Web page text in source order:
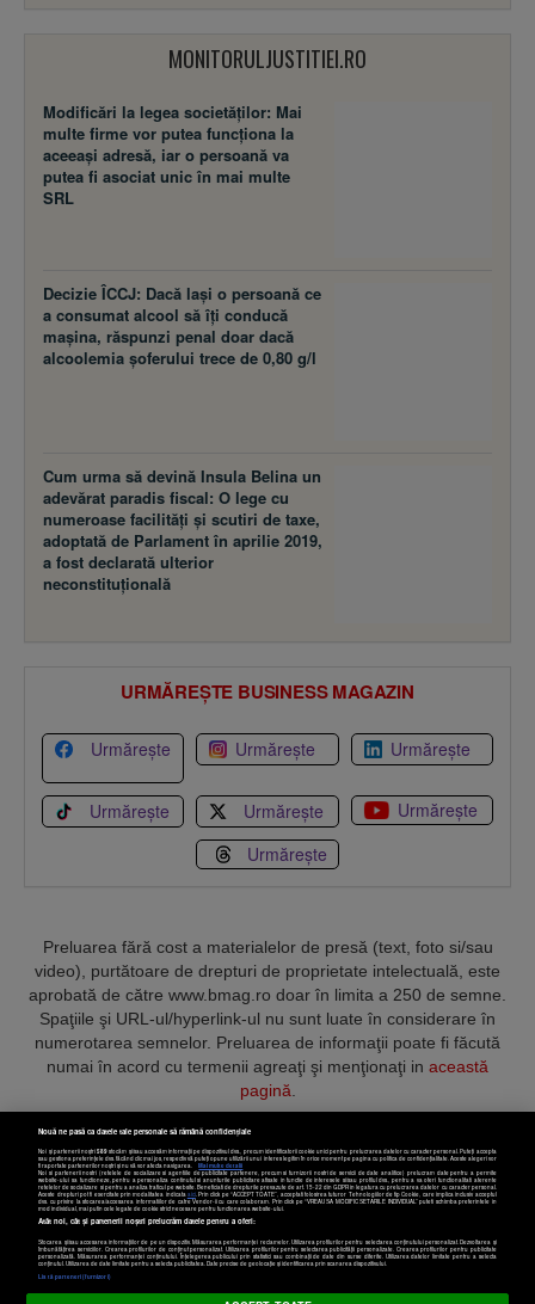
MONITORULJUSTITIEI.RO
Modificări la legea societăţilor: Mai
multe firme vor putea funcţiona la
aceeaşi adresă, iar o persoană va
putea fi asociat unic în mai multe
SRL
Decizie ÎCCJ: Dacă laşi o persoană ce
a consumat alcool să îţi conducă
maşina, răspunzi penal doar dacă
alcoolemia şoferului trece de 0,80 g/l
Cum urma să devină Insula Belina un
adevărat paradis fiscal: O lege cu
numeroase facilităţi şi scutiri de taxe,
adoptată de Parlament în aprilie 2019,
a fost declarată ulterior
neconstituţională
URMĂREȘTE BUSINESS MAGAZIN
Urmărește Urmărește Urmărește
Urmărește Urmărește
Urmărește
Urmărește
Preluarea fără cost a materialelor de presă (text, foto si/sau
video), purtătoare de drepturi de proprietate intelectuală, este
aprobată de către www.bmag.ro doar în limita a 250 de semne.
Spaţiile şi URL-ul/hyperlink-ul nu sunt luate în considerare în
numerotarea semnelor. Preluarea de informaţii poate fi făcută
numai în acord cu termenii agreaţi şi menţionaţi in această
pagină
Termeni și condiții Confidențialitate Cookies Contact
Copyright © 2025 BUSINESSMEX S.A.
Setări cookies
Nouă ne pasă ca datele tale personale să rămână confidențiale
Noi și partenerii noștri589stocăm și/sau accesăm informații pe dispozitivul dvs., precum identificatorii cookie unici pentru prelucrarea datelor cu caracter personal. Puteți accepta
sau gestiona preferințele dvs. făcând clic mai jos, respectiv vă puteți opune utilizării unui interes legitim în orice moment pe pagina cu politica de confidențialitate. Aceste alegeri vor
fi raportate partenerilor noștri și nu vă vor afecta navigarea.
Mai multe detalii
Noi si partenerii nostri (retelele de socializare si agentiile de publicitate partenere, precum si furnizorii nostri de servicii de date analitice) prelucram date pentru a permite
website-ului sa functioneze, pentru a personaliza continutul si anunturile publicitare afisate in functie de interesele si/sau profilul dvs., pentru a va oferi functionalitati aferente
retelelor de socializare si pentru a analiza traficul pe website. Beneficiati de drepturile prevazute de art. 15-22 din GDPR in legatura cu prelucrarea datelor cu caracter personal.
Aceste drepturi pot fi exercitate prin modalitatea indicataaici. Prin click pe “ACCEPT TOATE”, acceptati folosirea tuturor Tehnologiilor de tip Cookie, care implica inclusiv acceptul
dvs. cu privire la stocarea/accesarea informatiilor de catre Vendor-ii cu care colaboram. Prin click pe “VREAU SA MODIFIC SETARILE INDIVIDUAL” puteti schimba preferintele in
mod individual, mai putin cele legate de cookie strict necesare pentru functionarea website-ului.
Atât noi, cât și partenerii noștri prelucrăm datele pentru a oferi:
Stocarea și/sau accesarea informațiilor de pe un dispozitiv. Măsurarea performanței reclamelor. Utilizarea profilurilor pentru selectarea conținutului personalizat. Dezvoltarea și
îmbunătățirea serviciilor. Crearea profilurilor de conținut personalizat. Utilizarea profilurilor pentru selectarea publicității personalizate. Crearea profilurilor pentru publicitate
personalizată. Măsurarea performanței conținutului. Înțelegerea publicului prin statistici sau combinații de date din surse diferite. Utilizarea datelor limitate pentru a selecta
conținutul. Utilizarea de date limitate pentru a selecta publicitatea. Date precise de geolocație și identificarea prin scanarea dispozitivului.
Listă parteneri (furnizori)